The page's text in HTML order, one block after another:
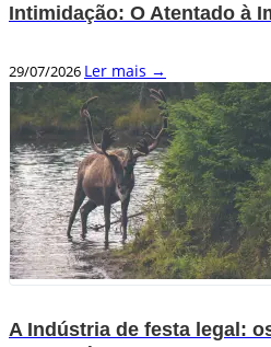
Intimidação: O Atentado à
29/07/2026 Ler mais →
A Indústria de festa legal: